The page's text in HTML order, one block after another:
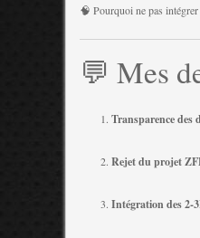
🧠 Pourquoi ne pas intégrer
💬 Mes
Transparence des
Rejet du projet
Intégration des 2-